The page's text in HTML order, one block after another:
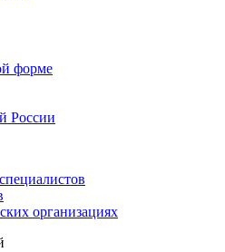
форме
России
организациях